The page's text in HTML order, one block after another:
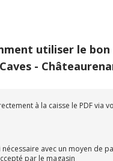
utiliser le
-
à la caisse le PDF via
nécessaire avec un moyen de
par le magasin